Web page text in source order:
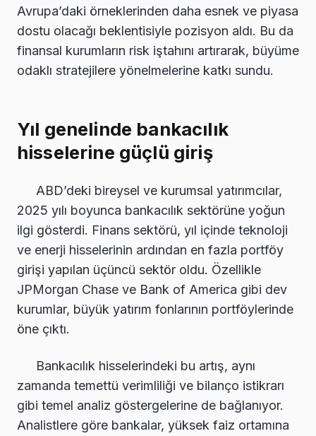
Avrupa’daki örneklerinden daha esnek ve piyasa
dostu olacağı beklentisiyle pozisyon aldı. Bu da
finansal kurumların risk iştahını artırarak, büyüme
odaklı stratejilere yönelmelerine katkı sundu.
Yıl genelinde bankacılık
hisselerine güçlü giriş
ABD’deki bireysel ve kurumsal yatırımcılar,
2025 yılı boyunca bankacılık sektörüne yoğun
ilgi gösterdi. Finans sektörü, yıl içinde teknoloji
ve enerji hisselerinin ardından en fazla portföy
girişi yapılan üçüncü sektör oldu. Özellikle
JPMorgan Chase ve Bank of America gibi dev
kurumlar, büyük yatırım fonlarının portföylerinde
öne çıktı.
Bankacılık hisselerindeki bu artış, aynı
zamanda temettü verimliliği ve bilanço istikrarı
gibi temel analiz göstergelerine de bağlanıyor.
Analistlere göre bankalar, yüksek faiz ortamına